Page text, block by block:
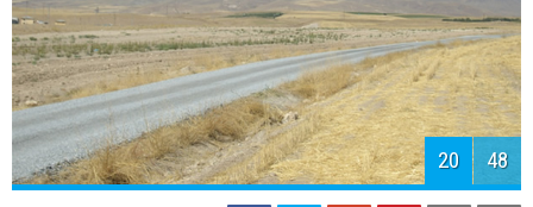
22 48